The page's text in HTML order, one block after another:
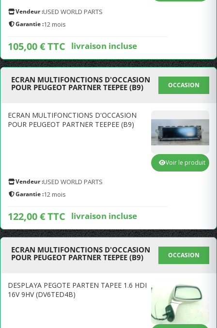
Vendeur :USED WORLD PARTS
Garantie :12 mois
105,00 € TTC livraison incluse
ECRAN MULTIFONCTIONS D'OCCASION
POUR PEUGEOT PARTNER TEEPEE (B9)
OCCASION
ECRAN MULTIFONCTIONS D'OCCASION
POUR PEUGEOT PARTNER TEEPEE (B9)
Vendeur :USED WORLD PARTS
Garantie :12 mois
122,00 € TTC livraison incluse
Voir le produit
ECRAN MULTIFONCTIONS D'OCCASION
POUR PEUGEOT PARTNER TEEPEE (B9)
OCCASION
DESPLAYA PEGOTE PARTEN TAPEE 1.6 HDI
16V 9HV (DV6TED4B)